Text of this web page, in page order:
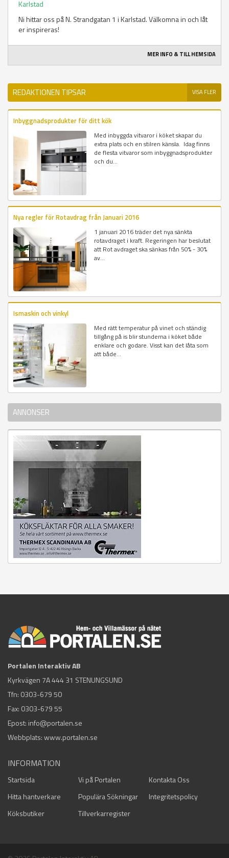
Karlstad
Ni hittar oss på N. Strandgatan 1 i Karlstad. Välkomna in och låt
er inspireras!
MER INFO & TILL HEMSIDA
REDAKTIONEN TIPSAR VISA FLER
Inbyggnadsprodukter för ditt kök
Med inbyggda vitvaror i köket skapar du
extra plats och en stilren känsla. Idag finns
de flesta vitvaror som inbyggnadsprodukter
och du...
Nya regler för Rotavdrag från Januari 2016
1 januari 2016 träder det nya sänkta
rotavdraget i kraft. Regeringen har beslutat
att Rot avdraget ska sänkas från 50% - 30%
av...
Ismaskin och vinkyl
Med rätt temperatur på vinet och ständig
tillgång på is blir stunderna i köket både
enklare och godare. Visst kan det låta som
att både...
ANNONSER
Portalen Interaktiv AB
Kyrkvägen 7A 444 31 STENUNGSUND
Tfn: 0303-679 50
Fax: 0303-679 55
Epost: info@portalen.se
Webbplats: www.portalen.se
INFORMATION
Startsida Vi på Portalen
Kontakta Oss
Hitta hantverkare
Populära Sökningar
Integritetspolicy
Köksbutiker
Tillverkarregister